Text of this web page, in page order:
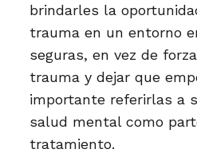
brindarles la
trauma en un entorno
seguras, en vez de
trauma y dejar que
importante referirlas a
salud mental como
tratamiento.